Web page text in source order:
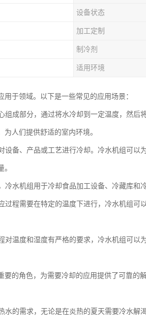
设备状态
加工定制
制冷剂
适用环境
于领域。以下是一些常见的应用场景：
组成部分，通过将水冷却到一定温度，然后
人们提供舒适的室内环境。
设备、产品或工艺进行冷却。冷水机组可以
水机组用于冷却食品加工设备、冷藏库和
过程需要在特定的温度下进行，冷水机组可
温度和湿度有严格的要求，冷水机组可以
的角色，为需要冷却的应用提供了可靠的解
水的需求，无论是在炎热的夏天需要冷水解